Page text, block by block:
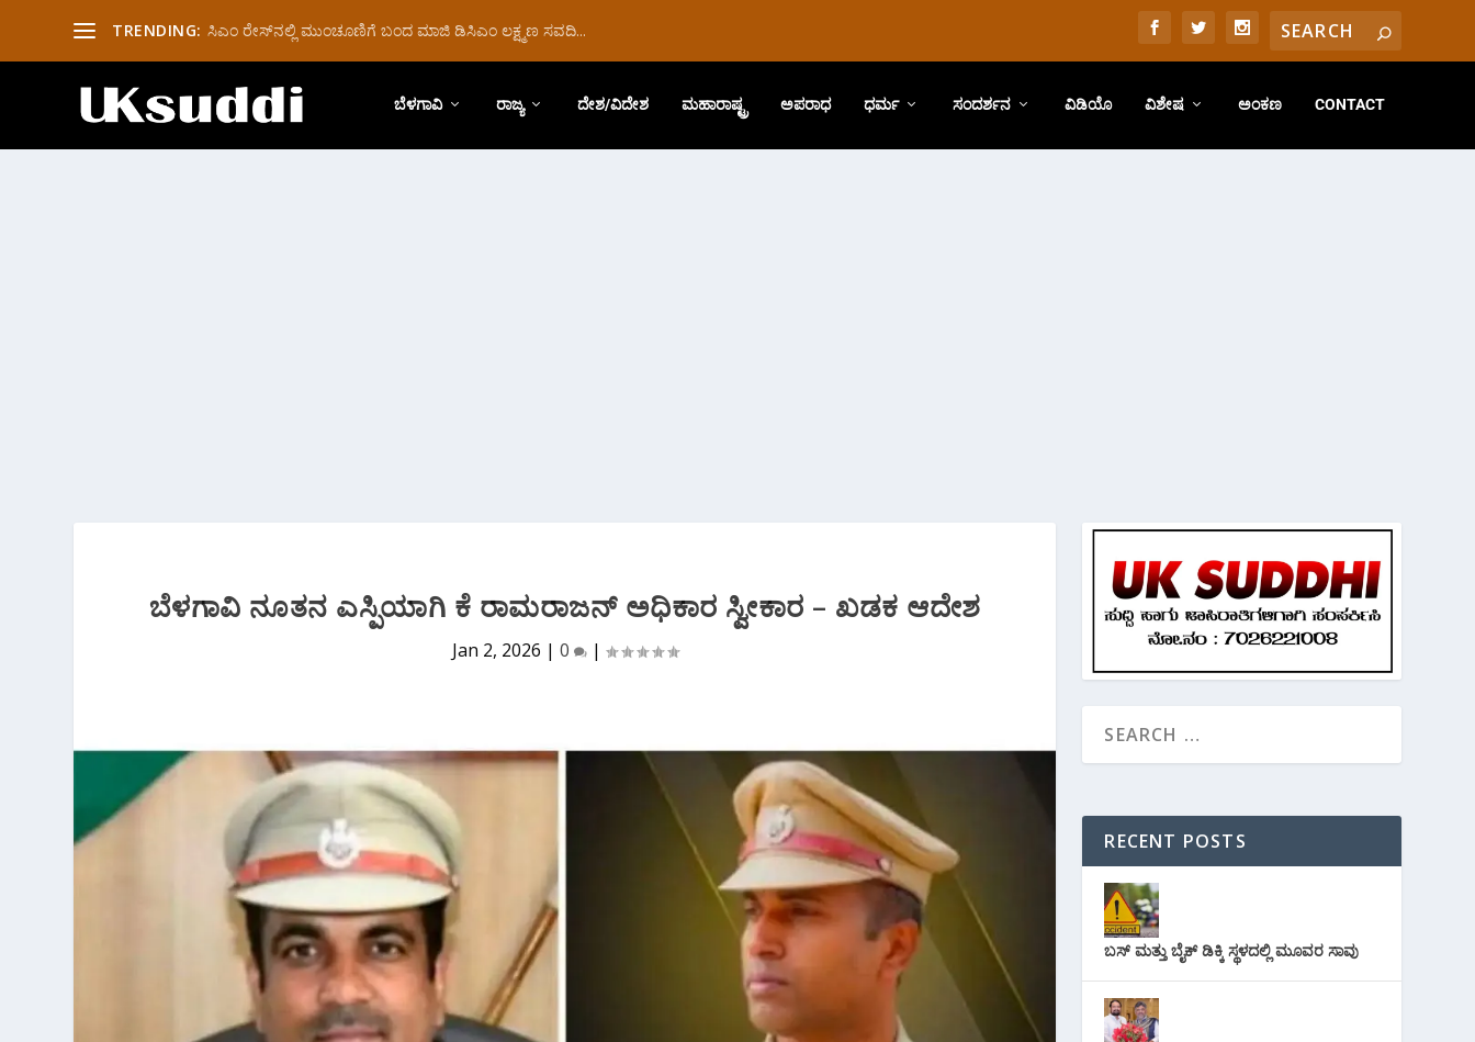
TRENDING: ಸಿಎಂ ರೇಸ್‌ನಲ್ಲಿ ಮುಂಚೂಣಿಗೆ ಬಂದ ಮಾಜಿ ಡಿಸಿಎಂ ಲಕ್ಷ್ಮಣ ಸವದಿ...
ಬೆಳಗಾವಿ ರಾಜ್ಯ ದೇಶ/ವಿದೇಶ ಮಹಾರಾಷ್ಟ್ರ ಅಪರಾಧ ಧರ್ಮ ಸಂದರ್ಶನ ವಿಡಿಯೊ ವಿಶೇಷ ಅಂಕಣ CONTACT
ಬೆಳಗಾವಿ ನೂತನ ಎಸ್ಪಿಯಾಗಿ ಕೆ ರಾಮರಾಜನ್ ಅಧಿಕಾರ ಸ್ವೀಕಾರ – ಖಡಕ‌ ಆದೇಶ
Jan 2, 2026 | 0 |
RECENT POSTS
ಬಸ್ ಮತ್ತು ಬೈಕ್ ಡಿಕ್ಕಿ ಸ್ಥಳದಲ್ಲಿ ಮೂವರ ಸಾವು